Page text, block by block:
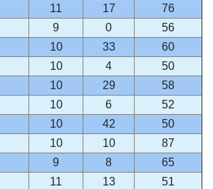
11 17
76
9 0
56
10 33
60
10 4
50
10 29
58
10 6
52
10 42
50
10 10
87
9 8
65
11 13
51